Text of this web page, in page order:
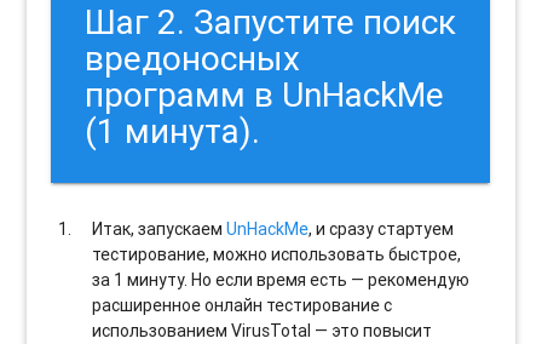
Шаг 2. Запустите поиск
вредоносных
программ в UnHackMe
(1 минута).
Итак, запускаемUnHackMe, и сразу стартуем
тестирование, можно использовать быстрое,
за 1 минуту. Но если время есть — рекомендую
расширенное онлайн тестирование с
использованием VirusTotal — это повысит